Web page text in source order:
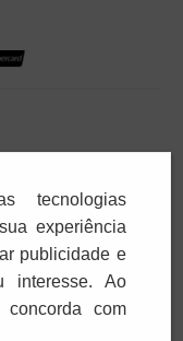
tecnologias
experiência
publicidade e
interesse. Ao
concorda com